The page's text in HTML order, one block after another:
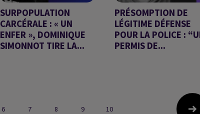
SURPOPULATION
CARCÉRALE : « UN
ENFER », DOMINIQUE
SIMONNOT TIRE LA...
PRÉSOMPTION DE
LÉGITIME DÉFENSE
POUR LA POLICE :
PERMIS DE...
6 7 8 9 10